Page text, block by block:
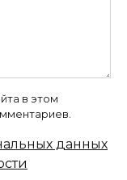
в этом
данных